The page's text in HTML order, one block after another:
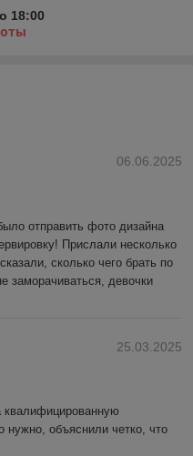
18:00
06.06.2025
отправить фото дизайна
Прислали несколько
сколько чего брать по
заморачиваться, девочки
25.03.2025
квалифицированную
нужно, объяснили четко, что